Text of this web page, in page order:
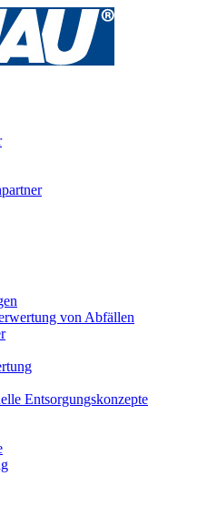
von Abfällen
Entsorgungskonzepte